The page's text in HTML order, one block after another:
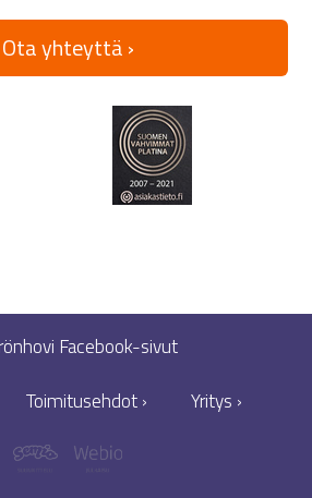
Ota yhteyttä ›
Facebook-sivut
Toimitusehdot › Yritys ›